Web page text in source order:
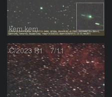
kem.kem
C/2023 R1 7/11